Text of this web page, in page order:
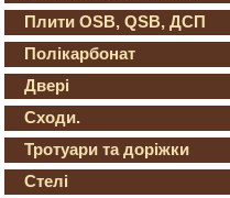
Плити OSB, QSB, ДСП
Полікарбонат
Двері
Сходи.
Тротуари та доріжки
Стелі